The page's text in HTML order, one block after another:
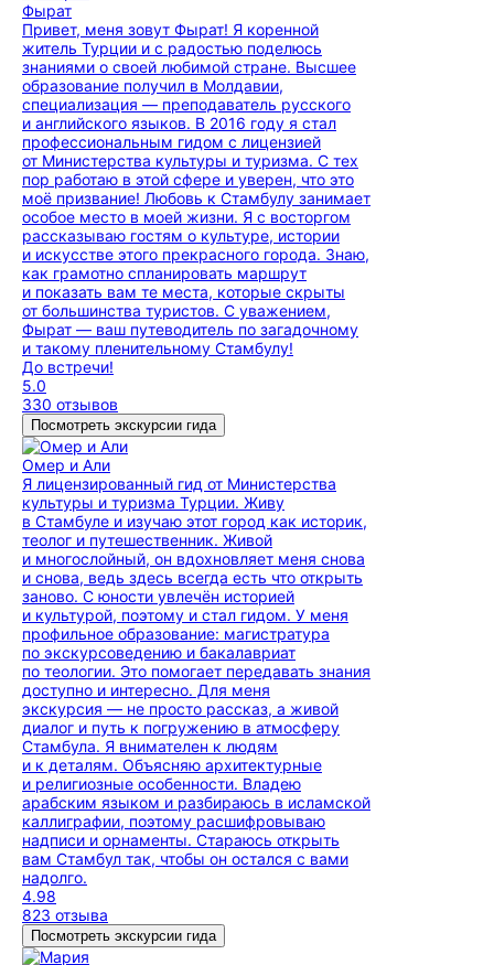
Фырат
Привет, меня зовут Фырат! Я коренной
житель Турции и с радостью поделюсь
знаниями о своей любимой стране. Высшее
образование получил в Молдавии,
специализация — преподаватель русского
и английского языков. В 2016 году я стал
профессиональным гидом с лицензией
от Министерства культуры и туризма. С тех
пор работаю в этой сфере и уверен, что это
моё призвание! Любовь к Стамбулу занимает
особое место в моей жизни. Я с восторгом
рассказываю гостям о культуре, истории
и искусстве этого прекрасного города. Знаю,
как грамотно спланировать маршрут
и показать вам те места, которые скрыты
от большинства туристов. С уважением,
Фырат — ваш путеводитель по загадочному
и такому пленительному Стамбулу!
До встречи!
5.0
330 отзывов
Посмотреть экскурсии гида
Омер и Али
Я лицензированный гид от Министерства
культуры и туризма Турции. Живу
в Стамбуле и изучаю этот город как историк,
теолог и путешественник. Живой
и многослойный, он вдохновляет меня снова
и снова, ведь здесь всегда есть что открыть
заново. С юности увлечён историей
и культурой, поэтому и стал гидом. У меня
профильное образование: магистратура
по экскурсоведению и бакалавриат
по теологии. Это помогает передавать знания
доступно и интересно. Для меня
экскурсия — не просто рассказ, а живой
диалог и путь к погружению в атмосферу
Стамбула. Я внимателен к людям
и к деталям. Объясняю архитектурные
и религиозные особенности. Владею
арабским языком и разбираюсь в исламской
каллиграфии, поэтому расшифровываю
надписи и орнаменты. Стараюсь открыть
вам Стамбул так, чтобы он остался с вами
надолго.
4.98
823 отзыва
Посмотреть экскурсии гида